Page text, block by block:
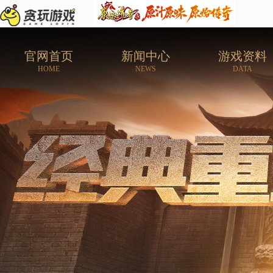
官网首页
HOME
新闻中心
NEWS
游戏资料
DATA